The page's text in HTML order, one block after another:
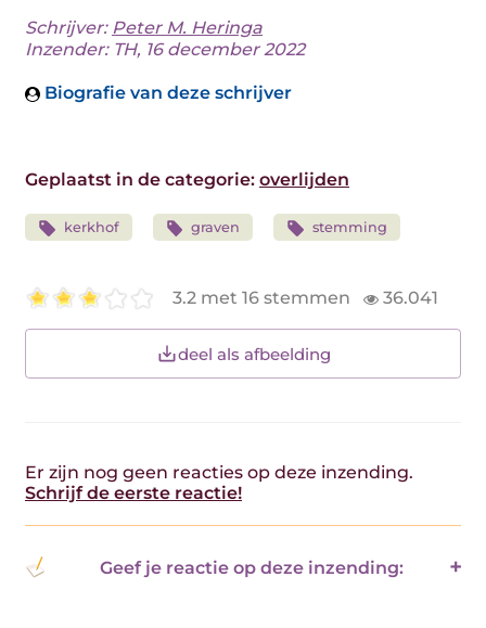
Schrijver: Peter M. Heringa
Inzender: TH, 16 december 2022
Biografie van deze schrijver
Geplaatst in de categorie: overlijden
kerkhof graven stemming
3.2 met 16 stemmen 36.041
deel als afbeelding
Er zijn nog geen reacties op deze inzending.
Schrijf de eerste reactie!
Geef je reactie op deze inzending: